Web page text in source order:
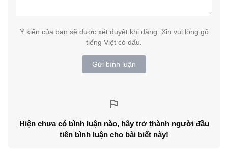
Ý kiến của bạn sẽ được xét duyệt khi đăng. Xin vui lòng gõ
tiếng Việt có dấu.
Gửi bình luận
Hiện chưa có bình luận nào, hãy trở thành người đầu
tiên bình luận cho bài biết này!